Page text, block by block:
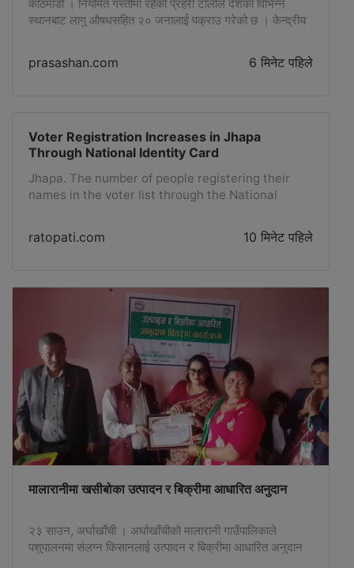
काठमाडौँ । नियमित गस्तीमा रहेको प्रहरी टोलीले देशका विभिन्न
स्थानबाट लागु औषधसहित २० जनालाई पक्राउ गरेको छ । केन्द्रीय
पश्चिम, मकवानपुर, पाल्पा, दाङ, झापा, धनकुटा र बाराबाट पक्राउ
परेका हुन् । भक्तपुर नगरपालिका–१ सल्लाघारीबाट एक, मध्यपुर थिमी
prasashan.com 6 मिनेट पहिले
Voter Registration Increases in Jhapa
Through National Identity Card
Jhapa. The number of people registering their
names in the voter list through the National
compilation campaign, which resumed after the
through the National Identity Card.According to
the District Election Office Jhapa, 10,359 new
voters have been added since last March 22 until
Thursday. Of these, 7,801 registered their names
in the voter list through the National Identity
Card and 2,558 by appearing at the District
Election Office. Among the new...
ratopati.com 10 मिनेट पहिले
मालारानीमा खसीबोका उत्पादन र बिक्रीमा आधारित अनुदान
२३ साउन, अर्घाखाँची । अर्घाखाँचीको मालारानी गाउँपालिकाले
पशुपालनमा संलग्न किसानलाई उत्पादन र बिक्रीमा आधारित अनुदान